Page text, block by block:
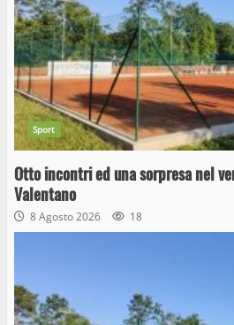
Sport
Otto incontri ed una sorpresa nel
Valentano
8 Agosto 2026 18